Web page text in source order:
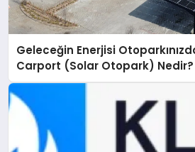
Geleceğin Enerjisi
Carport (Solar Otopark) Nedir?